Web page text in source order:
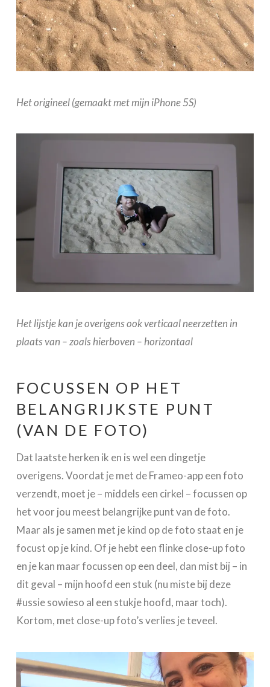
Het origineel (gemaakt met mijn iPhone 5S)
Het lijstje kan je overigens ook verticaal neerzetten in
plaats van – zoals hierboven – horizontaal
FOCUSSEN OP HET
BELANGRIJKSTE PUNT
(VAN DE FOTO)
Dat laatste herken ik en is wel een dingetje
overigens. Voordat je met de Frameo-app een foto
verzendt, moet je – middels een cirkel – focussen op
het voor jou meest belangrijke punt van de foto.
Maar als je samen met je kind op de foto staat en je
focust op je kind. Of je hebt een flinke close-up foto
en je kan maar focussen op een deel, dan mist bij – in
dit geval – mijn hoofd een stuk (nu miste bij deze
#ussie sowieso al een stukje hoofd, maar toch).
Kortom, met close-up foto’s verlies je teveel.